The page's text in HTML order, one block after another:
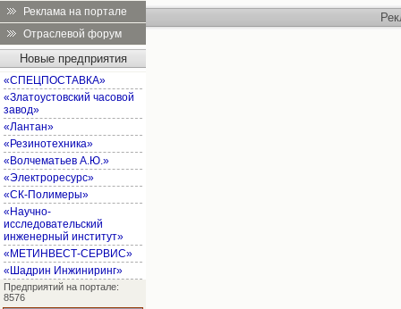
Реклама на портале
Отраслевой форум
Новые предприятия
«СПЕЦПОСТАВКА»
«Златоустовский часовой
завод»
«Лантан»
«Резинотехника»
«Волчематьев А.Ю.»
«Электроресурс»
«СК-Полимеры»
«Научно-
исследовательский
инженерный институт»
«МЕТИНВЕСТ-СЕРВИС»
«Шадрин Инжиниринг»
Предприятий на портале:
8576